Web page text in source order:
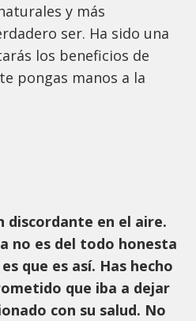
y más
ser. Ha sido una
los beneficios de
pongas manos a la
discordante en el aire.
no es del todo honesta
que es así. Has hecho
que iba a dejar
con su salud. No